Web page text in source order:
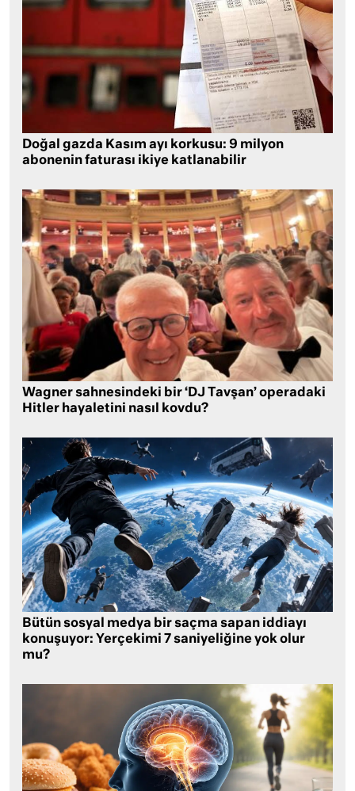
Doğal gazda Kasım ayı korkusu: 9 milyon
abonenin faturası ikiye katlanabilir
Wagner sahnesindeki bir ‘DJ Tavşan’ operadaki
Hitler hayaletini nasıl kovdu?
Bütün sosyal medya bir saçma sapan iddiayı
konuşuyor: Yerçekimi 7 saniyeliğine yok olur
mu?